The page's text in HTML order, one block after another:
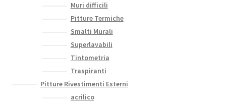
Muri difficili
Pitture Termiche
Smalti Murali
Superlavabili
Tintometria
Traspiranti
Pitture Rivestimenti Esterni
acrilico